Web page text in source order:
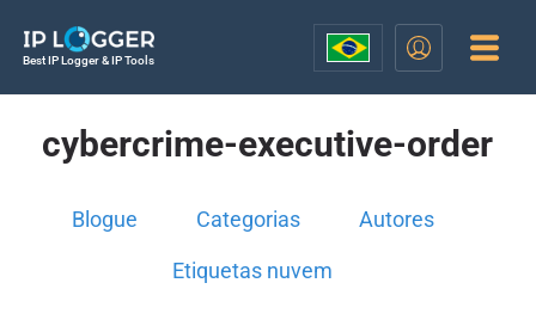
Best IP Logger & IP Tools
cybercrime-executive-order
Blogue Categorias Autores
Etiquetas nuvem